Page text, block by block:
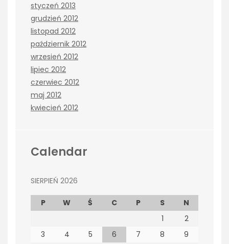
styczeń 2013
grudzień 2012
listopad 2012
październik 2012
wrzesień 2012
lipiec 2012
czerwiec 2012
maj 2012
kwiecień 2012
Calendar
SIERPIEŃ 2026
P W Ś C P S
N
1
2
3
4 5 6 7 8
9